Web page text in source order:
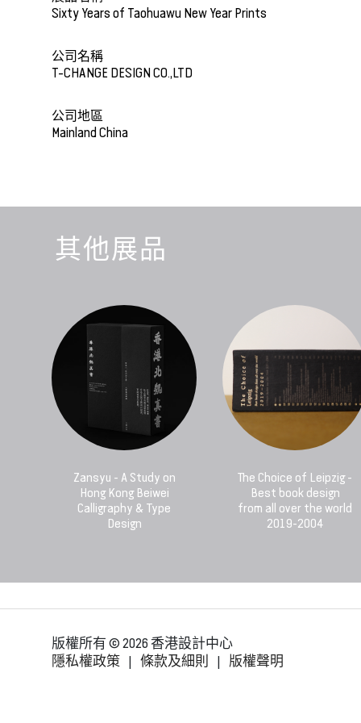
Sixty Years of Taohuawu New Year Prints
公司名稱
T-CHANGE DESIGN CO.,LTD
公司地區
Mainland China
其他展品
Zansyu - A Study on
Hong Kong Beiwei
Calligraphy & Type
Design
The Choice of Leipzig -
Best book design
from all over the world
2019-2004
版權所有 © 2026 香港設計中心
隱私權政策 | 條款及細則 | 版權聲明